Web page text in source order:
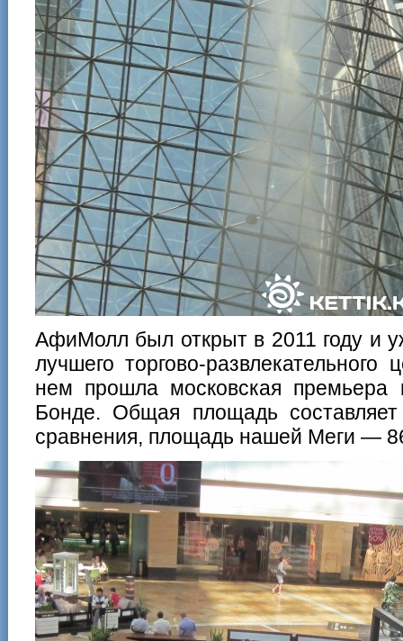
АфиМолл был открыт в 2011 году и
лучшего торгово-
нем прошла московская
Бонде. Общая площадь
сравнения, площадь нашей Меги —